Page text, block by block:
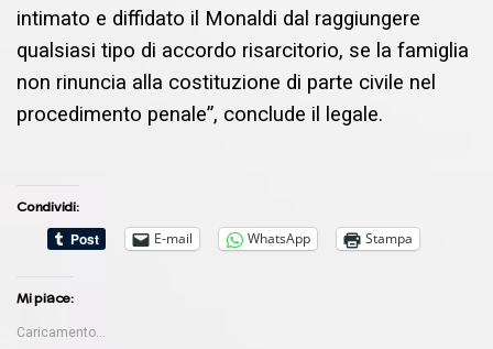
intimato e diffidato il Monaldi dal raggiungere
qualsiasi tipo di accordo risarcitorio, se la famiglia
non rinuncia alla costituzione di parte civile nel
procedimento penale”, conclude il legale.
Condividi:
E-mail
WhatsApp Stampa
Mi piace:
Caricamento...